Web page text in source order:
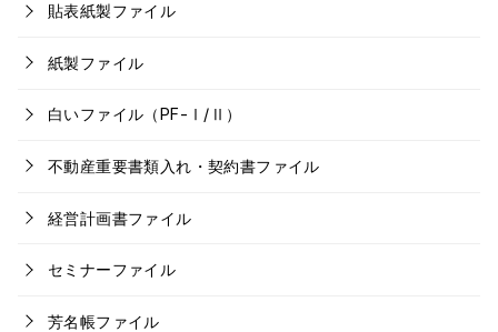
貼表紙製ファイル
紙製ファイル
白いファイル（PF-Ⅰ/Ⅱ）
不動産重要書類入れ・契約書ファイル
経営計画書ファイル
セミナーファイル
芳名帳ファイル